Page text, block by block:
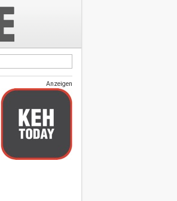
Anzeigen